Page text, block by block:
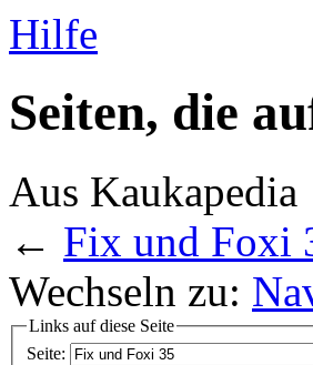
Hilfe
Seiten, die
Aus Kaukapedia
← Fix und Foxi
Wechseln zu:
Links auf diese Seite
Seite: